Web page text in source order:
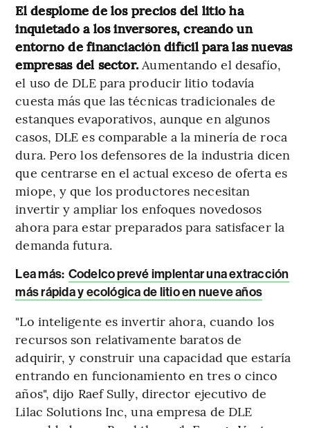
El desplome de los precios del litio ha
inquietado a los inversores, creando un
entorno de financiación difícil para las nuevas
empresas del sector. Aumentando el desafío,
el uso de DLE para producir litio todavía
cuesta más que las técnicas tradicionales de
estanques evaporativos, aunque en algunos
casos, DLE es comparable a la minería de roca
dura. Pero los defensores de la industria dicen
que centrarse en el actual exceso de oferta es
miope, y que los productores necesitan
invertir y ampliar los enfoques novedosos
ahora para estar preparados para satisfacer la
demanda futura.
Lea más: Codelco prevé implentar una extracción
más rápida y ecológica de litio en nueve años
"Lo inteligente es invertir ahora, cuando los
recursos son relativamente baratos de
adquirir, y construir una capacidad que estaría
entrando en funcionamiento en tres o cinco
años", dijo Raef Sully, director ejecutivo de
Lilac Solutions Inc, una empresa de DLE